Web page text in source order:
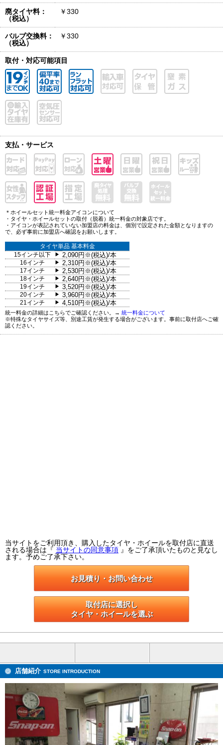
廃タイヤ料：
（税込）
￥330
バルブ交換料：
（税込）
￥330
取付・対応可能項目
支払・サービス
＊ホイールセット統一料金アイコンについて
・タイヤ・ホイールセットの取付（脱着）統一料金の対象店です。
・アイコンが表記されていない加盟店の料金は、個別で設定された金額となりますの
で、必ず事前に加盟店へ確認をお願いします。
タイヤ単品 基本料金
15インチ以下
▶ 2,090円※(税込)/本
16インチ ▶ 2,310円※(税込)/本
17インチ ▶ 2,530円※(税込)/本
18インチ ▶ 2,640円※(税込)/本
19インチ ▶ 3,520円※(税込)/本
20インチ ▶ 3,960円※(税込)/本
21インチ ▶ 4,510円※(税込)/本
統一料金の詳細はこちらでご確認ください。→ 統一料金について
※特殊なタイヤサイズ等、別途工賃が発生する場合がございます。事前に取付店へご確
認ください。
当サイトをご利用頂き、購入したタイヤ・ホイールを取付店に直送
される場合は『 当サイトの同意事項 』をご了承頂いたものと見なし
ます。予めご了承下さい。
お見積り・お問い合わせ
取付店に選択し
タイヤ・ホイールを選ぶ
店舗紹介 STORE INTRODUCTION